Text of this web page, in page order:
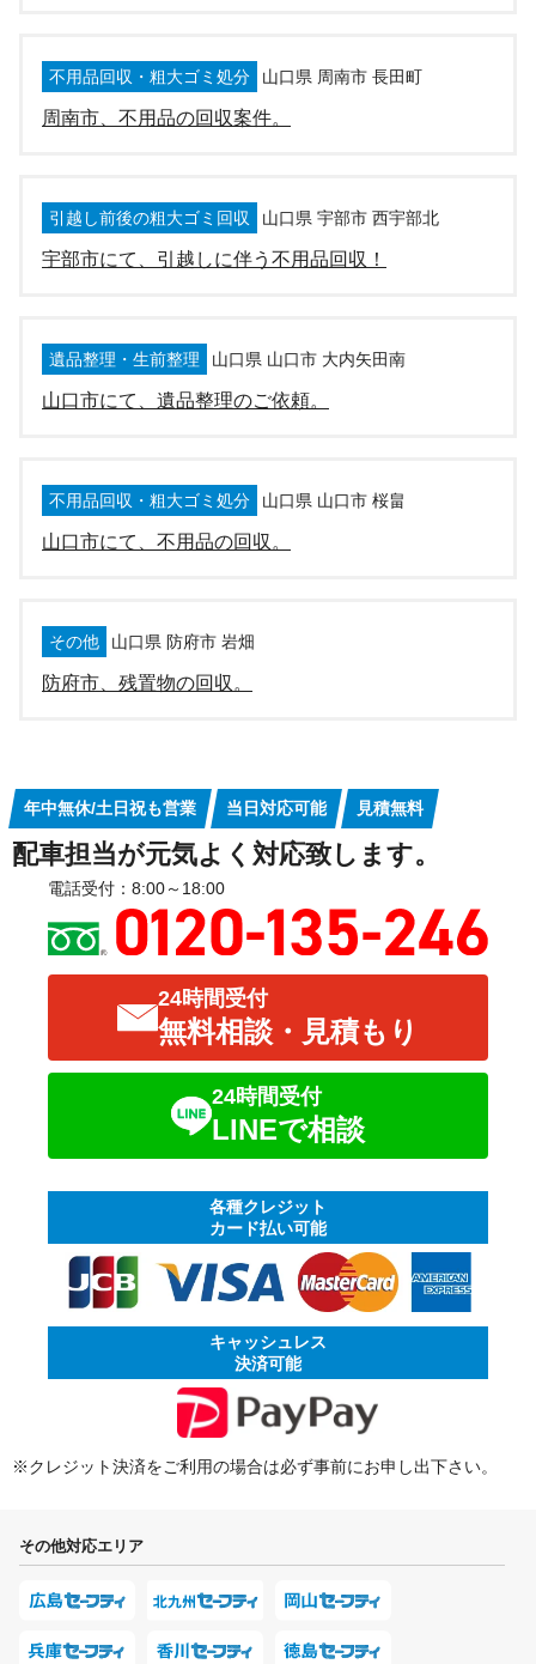
不用品回収・粗大ゴミ処分 山口県 周南市 長田町
周南市、不用品の回収案件。
引越し前後の粗大ゴミ回収 山口県 宇部市 西宇部北
宇部市にて、引越しに伴う不用品回収！
遺品整理・生前整理 山口県 山口市 大内矢田南
山口市にて、遺品整理のご依頼。
不用品回収・粗大ゴミ処分 山口県 山口市 桜畠
山口市にて、不用品の回収。
その他 山口県 防府市 岩畑
防府市、残置物の回収。
年中無休/土日祝も営業 当日対応可能 見積無料
配車担当が元気よく対応致します。
電話受付：8:00～18:00
24時間受付
無料相談・見積もり
24時間受付
LINEで相談
各種クレジット
カード払い可能
キャッシュレス
決済可能
※クレジット決済をご利用の場合は必ず事前にお申し出下さい。
その他対応エリア